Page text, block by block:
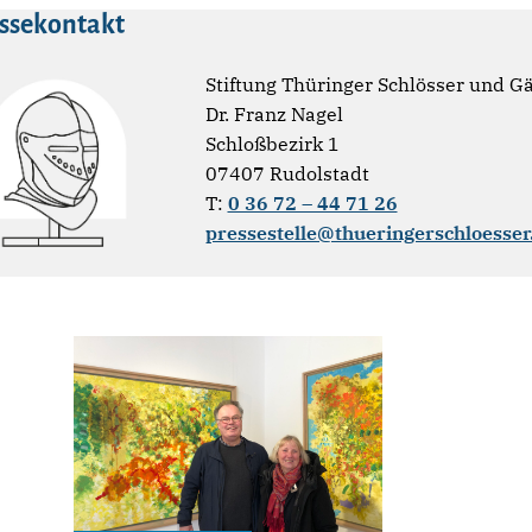
Stiftung Thüringer Schlösser und
Dr. Franz Nagel
Schloßbezirk 1
07407 Rudolstadt
T: 0 36 72 – 44 71 26